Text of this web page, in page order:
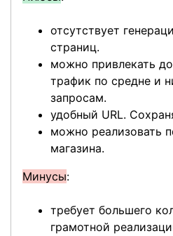
отсутствует
страниц.
можно привлекать
трафик по средне и
запросам.
удобный URL.
можно реализовать
магазина.
Минусы:
требует большего
грамотной